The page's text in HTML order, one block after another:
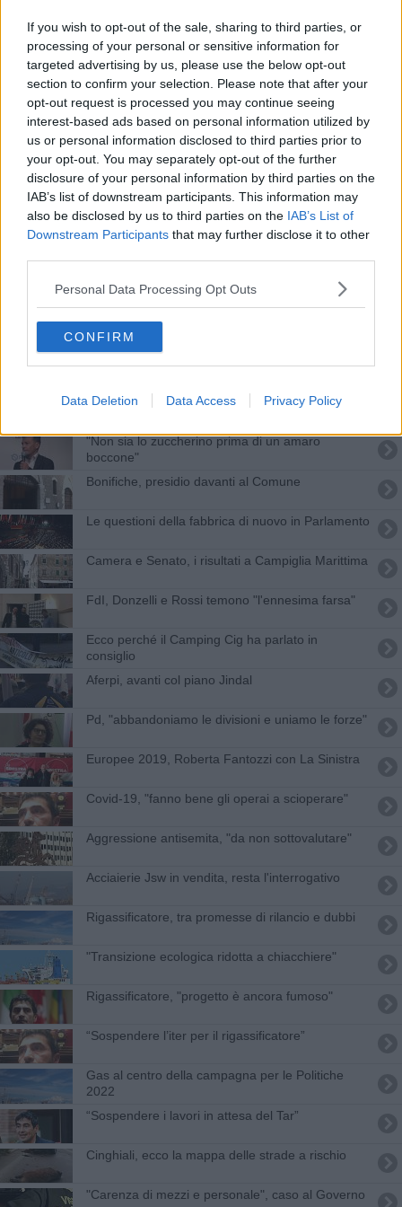
If you wish to opt-out of the sale, sharing to third parties, or
processing of your personal or sensitive information for
targeted advertising by us, please use the below opt-out
section to confirm your selection. Please note that after your
opt-out request is processed you may continue seeing
interest-based ads based on personal information utilized by
us or personal information disclosed to third parties prior to
your opt-out. You may separately opt-out of the further
disclosure of your personal information by third parties on the
IAB’s list of downstream participants. This information may
also be disclosed by us to third parties on the IAB’s List of
Downstream Participants that may further disclose it to other
Personal Data Processing Opt Outs
CONFIRM
Data Deletion Data Access Privacy Policy
25 Aprile, tutte le iniziative in città
Piazzale di alaggio, lente sul nuovo progetto
"Accettato lo stesso aumento negato a Rimateria"
Si-Avs, "ecco da dove ripartire"
Alleanza Verdi e Sinistra: "Cancellare la proroga"
"Spiaggia di Torre Mozza resti pubblica e libera"
proroga"
Celati nuovo presidente di Porta a Terra Desco
"Bonifiche e lavoro, avanti insieme o frana tutto"
"Non sia lo zuccherino prima di un amaro
boccone"
Bonifiche, presidio davanti al Comune
Le questioni della fabbrica di nuovo in Parlamento
Camera e Senato, i risultati a Campiglia Marittima
FdI, Donzelli e Rossi temono "l'ennesima farsa"
Ecco perché il Camping Cig ha parlato in
consiglio
Aferpi, avanti col piano Jindal
Pd, "abbandoniamo le divisioni e uniamo le forze"
Europee 2019, Roberta Fantozzi con La Sinistra
Covid-19, "fanno bene gli operai a scioperare"
Aggressione antisemita, "da non sottovalutare"
Acciaierie Jsw in vendita, resta l'interrogativo
Rigassificatore, tra promesse di rilancio e dubbi
"Transizione ecologica ridotta a chiacchiere"
Rigassificatore, "progetto è ancora fumoso"
“Sospendere l’iter per il rigassificatore”
Gas al centro della campagna per le Politiche
2022
“Sospendere i lavori in attesa del Tar”
Cinghiali, ecco la mappa delle strade a rischio
"Carenza di mezzi e personale", caso al Governo